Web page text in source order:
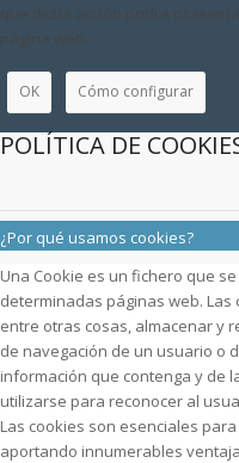
que dicha acción podrá
página web.
OK Cómo configurar
POLÍTICA DE
¿Por qué usamos cookies?
Una Cookie es un fichero que
determinadas páginas web.
entre otras cosas, almacenar y
de navegación de un usuario o
información que contenga y de
utilizarse para reconocer al
Las cookies son esenciales
aportando innumerables